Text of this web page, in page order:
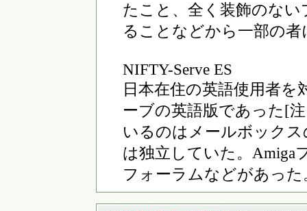
たこと、全く装飾のな
ることなどから一部の
NIFTY-Serve ES
日本在住の英語使用者
ーブの英語版であった[
いるのはメールボック
は独立していた。Amiga
フォーラムなどがあった